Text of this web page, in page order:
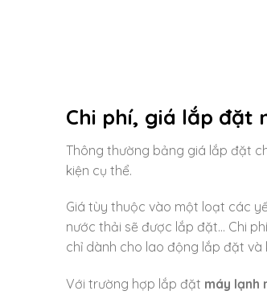
Chi phí, giá lắp đặt
Thông thường bảng giá lắp đặt
kiện cụ thể.
Giá tùy thuộc vào một loạt các
nước thải sẽ được lắp đặt… Chi
chỉ dành cho lao động lắp đặt
Với trường hợp lắp đặt máy lạnh